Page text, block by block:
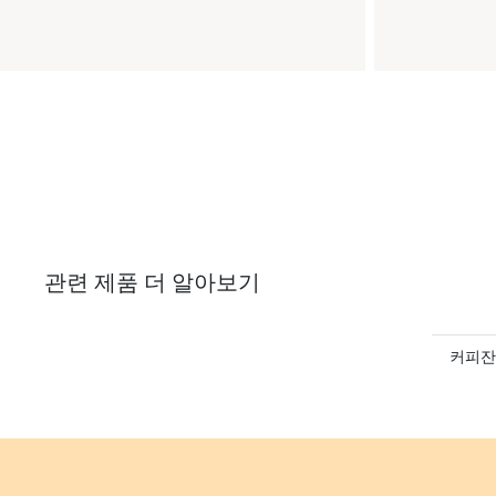
관련 제품 더 알아보기
커피